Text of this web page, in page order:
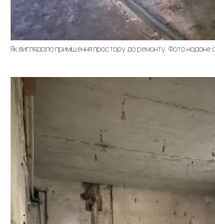
Як виглядало приміщення простору до ремонту. Фото надане